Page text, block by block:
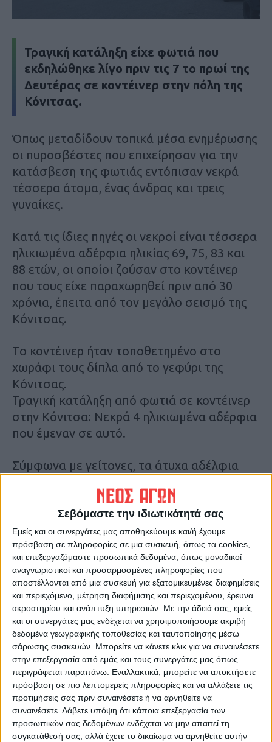
Σεβόμαστε την ιδιωτικότητά σας
Εμείς και οι συνεργάτες μας αποθηκεύουμε και/ή έχουμε
πρόσβαση σε πληροφορίες σε μια συσκευή, όπως τα cookies,
και επεξεργαζόμαστε προσωπικά δεδομένα, όπως μοναδικοί
αναγνωριστικοί και προσαρμοσμένες πληροφορίες που
αποστέλλονται από μια συσκευή για εξατομικευμένες διαφημίσεις
και περιεχόμενο, μέτρηση διαφήμισης και περιεχομένου, έρευνα
ακροατηρίου και ανάπτυξη υπηρεσιών. Με την άδειά σας, εμείς
και οι συνεργάτες μας ενδέχεται να χρησιμοποιήσουμε ακριβή
δεδομένα γεωγραφικής τοποθεσίας και ταυτοποίησης μέσω
σάρωσης συσκευών. Μπορείτε να κάνετε κλικ για να συναινέσετε
στην επεξεργασία από εμάς και τους συνεργάτες μας όπως
περιγράφεται παραπάνω. Εναλλακτικά, μπορείτε να αποκτήσετε
πρόσβαση σε πιο λεπτομερείς πληροφορίες και να αλλάξετε τις
προτιμήσεις σας πριν συναινέσετε ή να αρνηθείτε να
συναινέσετε. Λάβετε υπόψη ότι κάποια επεξεργασία των
προσωπικών σας δεδομένων ενδέχεται να μην απαιτεί τη
συγκατάθεσή σας, αλλά έχετε το δικαίωμα να αρνηθείτε αυτήν
Τραγική κατάληξη είχε φωτιά που
εκδηλώθηκε λίγο πριν τις 7 το πρωί της
Δευτέρας σε κοντέινερ στην πόλη της
Κόνιτσας.
Όπως μεταδίδουν τοπικά μέσα ενημέρωσης
οι πυροσβέστες που επιχείρησαν για την
κατάσβεση της φωτιάς εντόπισαν νεκρά
τέσσερα άτομα, ένας άνδρας και τρεις
γυναίκες.
Κατά τις ίδιες πηγές οι νεκροί είναι τέσσερα
ηλικιωμένα αδέρφια ηλικίας 69, 75, 83 και
88 ετών, οι οποίοι ζούσαν στο κοντέινερ
που τους είχε παραχωρηθεί πριν από 30
χρόνια, έπειτα από τον μεγάλο σεισμό της
Κόνιτσας.
Το κοντέινερ ήταν τοποθετημένο στο
χωράφι τους δίπλα από το γεφύρι της
Κόνιτσας.
Τραγική κατάληξη από φωτιά σε κοντέινερ
στην Κόνιτσα: Νεκρά 4 ηλικιωμένα αδέρφια
που έμεναν σε αυτό.
Σύμφωνα με γείτονες, τα άτυχα αδέλφια
ηλεκτρικό, ενώ κατά καιρούς αντιμετώπιζαν
και προβλήματα υγείας.
Στο πλαίσιο αυτό εξετάζεται αν η φωτιά
προκλήθηκε από κερί ή καντήλι που άναβαν
για να έχουν λίγο φως.
Σύμφωνα με πληροφορίες, παλαιότερα είχε
επιληφθεί και η Κοινωνική Πρόνοια για
καθαρισμό του κοντέινερ.
Για την κατάσβεση της φωτιάς επιχείρησαν
10 πυροσβέστες με πέντε οχήματα ενώ τις
ακριβείς συνθήκες της φωτιάς διερευνά το
ανακριτικό της Πυροσβεστικής.